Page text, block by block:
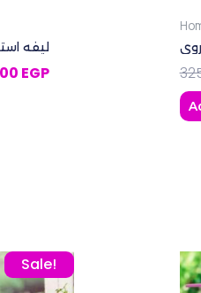
ليفه
EGP
Sale!
price was: 180,00 EGP.
Current price is: